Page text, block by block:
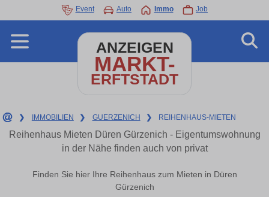
Event Auto Immo Job
ANZEIGEN
MARKT-
ERFTSTADT
❯ IMMOBILIEN ❯ GUERZENICH ❯ REIHENHAUS-MIETEN
Reihenhaus Mieten Düren Gürzenich - Eigentumswohnung
in der Nähe finden auch von privat
Finden Sie hier Ihre Reihenhaus zum Mieten in Düren
Gürzenich